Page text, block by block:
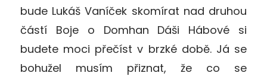
bude Lukáš Vaníček skomírat nad druhou
částí Boje o Domhan Dáši Hábové si
budete moci přečíst v brzké době. Já se
bohužel musím přiznat, že co se